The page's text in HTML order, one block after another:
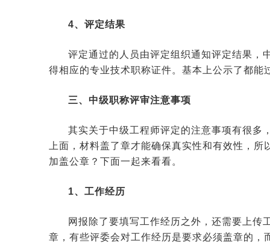
4、评定结果
评定通过的人员由评定组织通知评定结果，
得相应的专业技术职称证件。基本上公示了都能
三、中级职称评审注意事项
其实关于中级工程师评定的注意事项有很多
上面，材料盖了章才能确保真实性和有效性，
加盖公章？下面一起来看看。
1、工作经历
网报除了要填写工作经历之外，还需要上传
章，有些评委会对工作经历是要求必须盖章的，